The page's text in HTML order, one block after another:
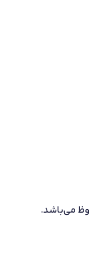
می‌باشد.